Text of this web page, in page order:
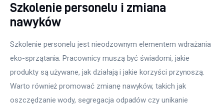
Szkolenie personelu i zmiana
nawyków
Szkolenie personelu jest nieodzownym elementem wdrażania
eko-sprzątania. Pracownicy muszą być świadomi, jakie
produkty są używane, jak działają i jakie korzyści przynoszą.
Warto również promować zmianę nawyków, takich jak
oszczędzanie wody, segregacja odpadów czy unikanie